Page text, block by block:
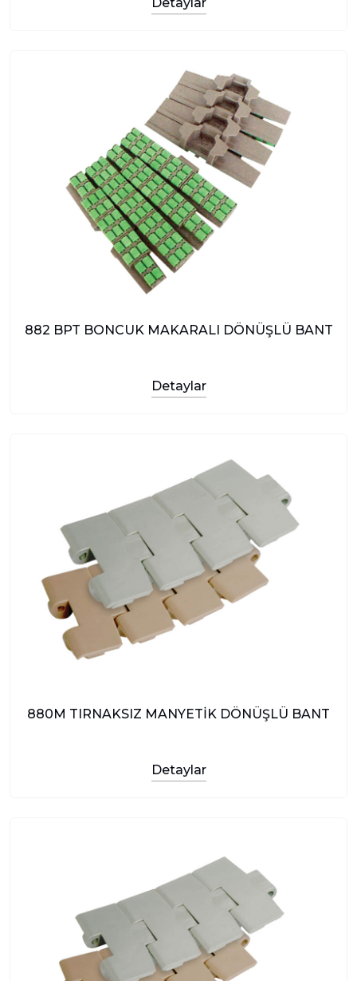
882 BPT BONCUK MAKARALI DÖNÜŞLÜ BANT
Detaylar
880M TIRNAKSIZ MANYETİK DÖNÜŞLÜ BANT
Detaylar